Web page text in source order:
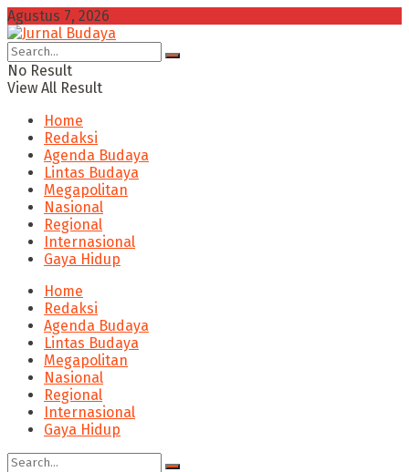
Agustus 7, 2026
No Result
View All Result
Home
Redaksi
Agenda Budaya
Lintas Budaya
Megapolitan
Nasional
Regional
Internasional
Gaya Hidup
Home
Redaksi
Agenda Budaya
Lintas Budaya
Megapolitan
Nasional
Regional
Internasional
Gaya Hidup